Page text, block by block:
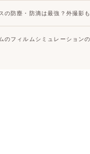
の防塵・防滴は最強？外撮影
のフィルムシミュレーション